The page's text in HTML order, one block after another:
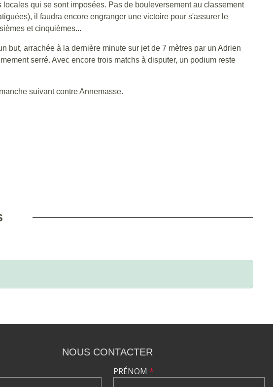
qui se sont imposées. Pas de bouleversement au classement
il faudra encore engranger une victoire pour s'assurer le
et cinquièmes...
but, arrachée à la dernière minute sur jet de 7 mètres par un Adrien
serré. Avec encore trois matchs à disputer, un podium reste
suivant contre Annemasse.
NOUS CONTACTER
PRÉNOM *